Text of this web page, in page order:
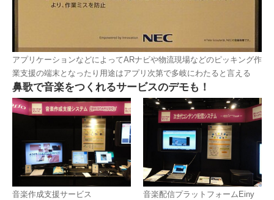
アプリケーションなどによってARナビや物流現場などのピッキング作
業支援の端末となったり用途はアプリ次第で多岐にわたると言える
鼻歌で音楽をつくれるサービスのデモも！
音楽作成支援サービス
音楽配信プラットフォームEiny